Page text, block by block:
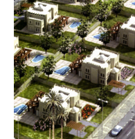
Marken
Konzerne
Epoche